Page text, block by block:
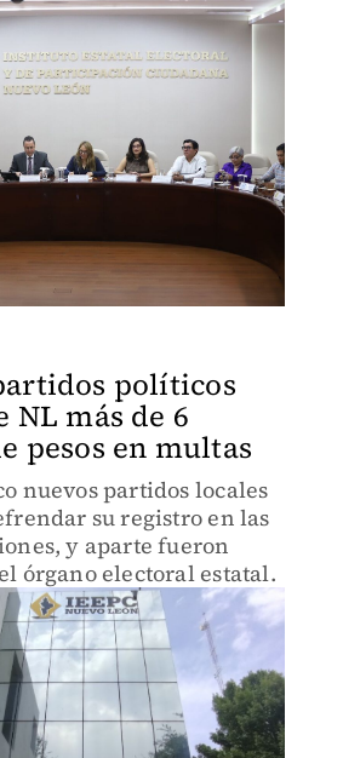
políticos
NL más de 6
pesos en multas
nuevos partidos locales
su registro en las
y aparte fueron
órgano electoral estatal.